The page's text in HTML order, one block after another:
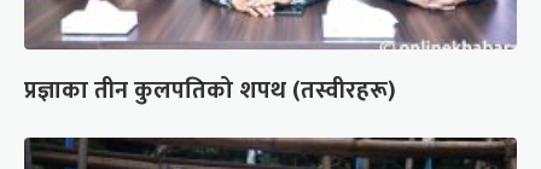
प्रज्ञाका तीन कुलपतिको शपथ (तस्वीरहरू)